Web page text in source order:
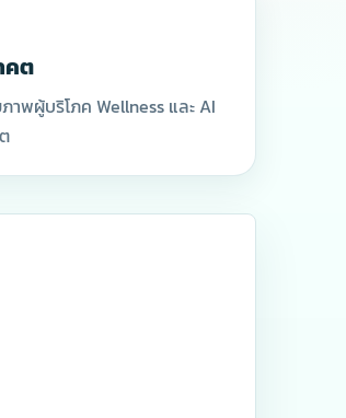
คต
าพผู้บริโภค Wellness และ AI